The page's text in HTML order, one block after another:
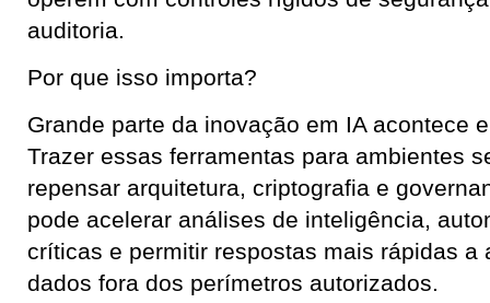
auditoria.
Por que isso importa?
Grande parte da inovação em IA acontece
Trazer essas ferramentas para ambientes
repensar arquitetura, criptografia e
pode acelerar análises de inteligência,
críticas e permitir respostas mais rápidas a
dados fora dos perímetros autorizados.